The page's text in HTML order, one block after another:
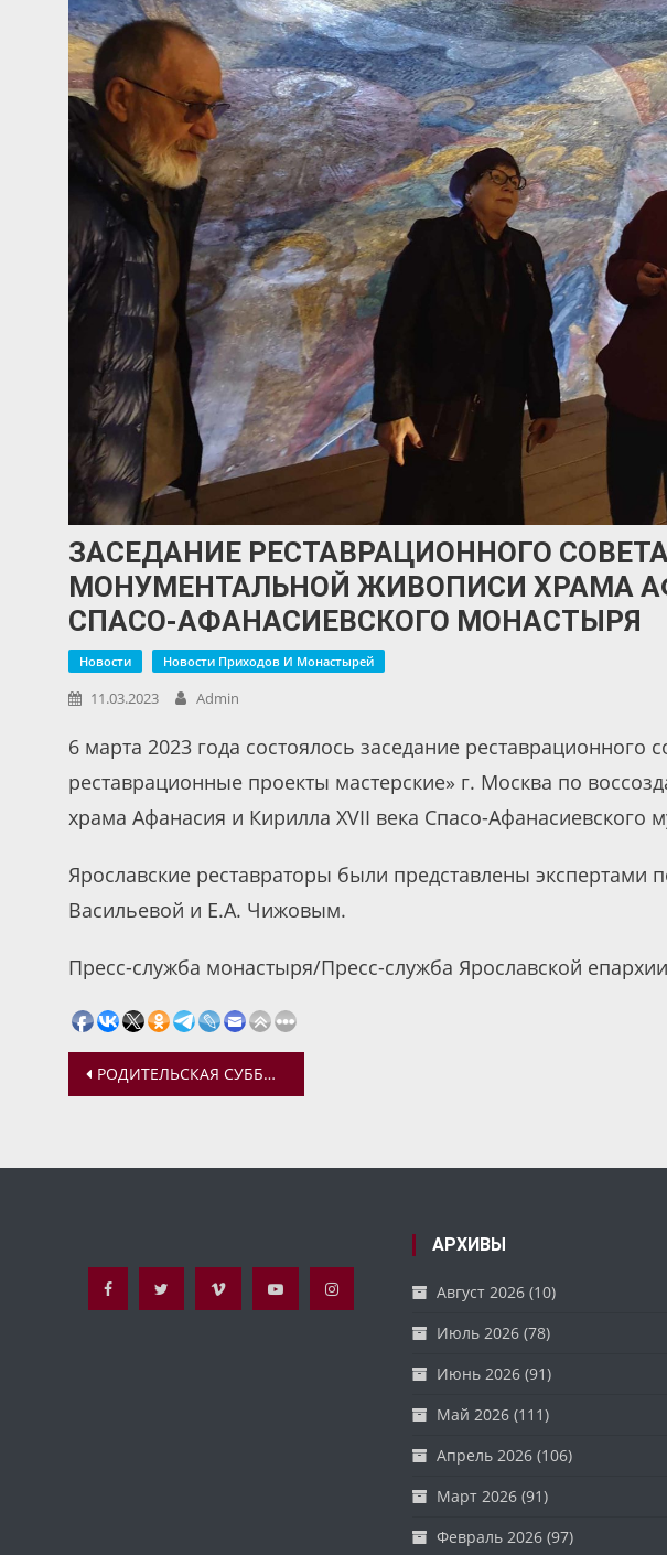
ЗАСЕДАНИЕ РЕСТАВРАЦИОННОГО
МОНУМЕНТАЛЬНОЙ ЖИВОПИСИ ХРАМА
СПАСО-АФАНАСИЕВСКОГО МОНАСТЫРЯ
Новости Новости Приходов И Монастырей
11.03.2023 Admin
6 марта 2023 года состоялось заседание
реставрационные проекты мастерские» г. Москва по
храма Афанасия и Кирилла XVII века Спасо-Афанасиевского
Ярославские реставраторы были представлены
Васильевой и Е.А. Чижовым.
Пресс-служба монастыря/Пресс-служба Ярославской епархии
Навигация
записям
РОДИТЕЛЬСКАЯ СУББОТА. ПОМИНОВЕНИЕ УСОПШИХ
АРХИВЫ
Август 2026(10)
Июль 2026(78)
Июнь 2026(91)
Май 2026(111)
Апрель 2026(106)
Март 2026(91)
Февраль 2026(97)